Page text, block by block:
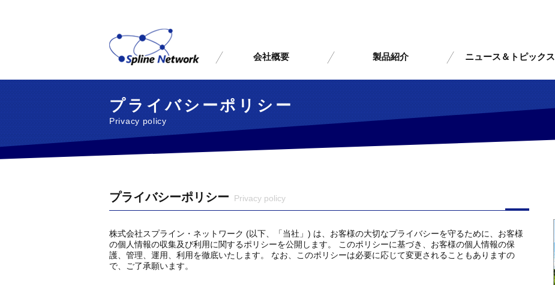
会社概要 製品紹介 ニュース＆トピックス
プライバシーポリシー
Privacy policy
プライバシーポリシー Privacy policy
株式会社スプライン・ネットワーク (以下、「当社」) は、お客様の大切なプライバシーを守るために、お客様
の個人情報の収集及び利用に関するポリシーを公開します。 このポリシーに基づき、お客様の個人情報の保
護、管理、運用、利用を徹底いたします。 なお、このポリシーは必要に応じて変更されることもありますの
で、ご了承願います。